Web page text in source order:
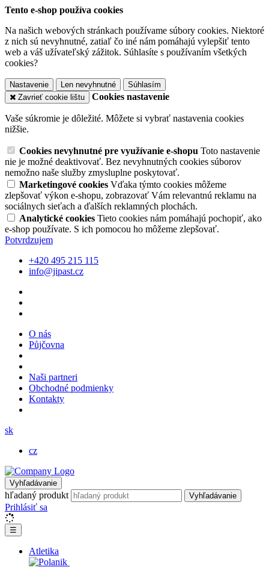
Tento e-shop používa cookies
Na našich webových stránkach používame súbory cookies. Niektoré
z nich sú nevyhnutné, zatiaľ čo iné nám pomáhajú vylepšiť tento
web a váš užívateľský zážitok. Súhlasíte s používaním všetkých
cookies?
Nastavenie Len nevyhnutné
Súhlasím
Zavrieť cookie lištu
Cookies nastavenie
Vaše súkromie je dôležité. Môžete si vybrať nastavenia cookies
nižšie.
Cookies nevyhnutné pre využívanie e-shopu Toto nastavenie
nie je možné deaktivovať. Bez nevyhnutných cookies súborov
nemožno naše služby zmysluplne poskytovať.
Marketingové cookies Vďaka týmto cookies môžeme
zlepšovať výkon e-shopu, zobrazovať Vám relevantnú reklamu na
sociálnych sieťach a ďalších reklamných plochách.
Analytické cookies Tieto cookies nám pomáhajú pochopiť, ako
e-shop používate. S ich pomocou ho môžeme zlepšovať.
Potvrdzujem
+420 495 215 115
info@jipast.cz
O nás
Půjčovna
Naši partneri
Obchodné podmienky
Kontakty
sk
cz
Vyhľadávanie
hľadaný produkt Vyhľadávanie
Prihlásiť sa
☰
Atletika